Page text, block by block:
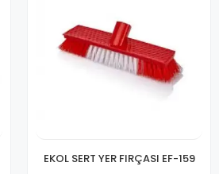
EKOL SERT YER FIRÇASI EF-159